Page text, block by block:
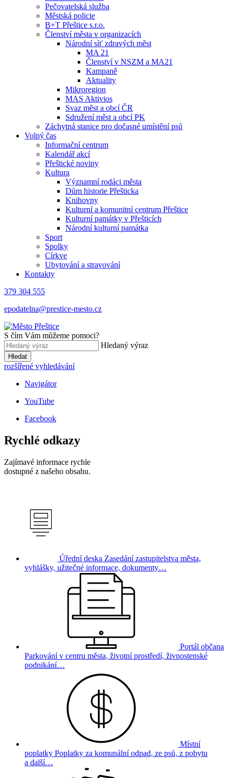
Pečovatelská služba
Městská policie
B+T Přeštice s.r.o.
Členství města v organizacích
Národní síť zdravých měst
MA 21
Členství v NSZM a MA21
Kampaně
Aktuality
Mikroregion
MAS Aktivios
Svaz měst a obcí ČR
Sdružení měst a obcí PK
Záchytná stanice pro dočasné umístění psů
Volný čas
Informační centrum
Kalendář akcí
Přeštické noviny
Kultura
Významní rodáci města
Dům historie Přešticka
Knihovny
Kulturní a komunitní centrum Přeštice
Kulturní památky v Přešticích
Národní kulturní památka
Sport
Spolky
Církve
Ubytování a stravování
Kontakty
379 304 555
epodatelna@prestice-mesto.cz
S čím Vám můžeme pomoci?
Hledaný výraz
Hledat
rozšířené vyhledávání
Navigátor
YouTube
Facebook
Rychlé odkazy
Zajímavé informace rychle
dostupné z našeho obsahu.
Úřední deska Zasedání zastupitelstva města,
vyhlášky, užitečné informace, dokumenty…
Portál občana
Parkování v centru města, životní prostředí, živnostenské
podnikání…
Místní
poplatky Poplatky za komunální odpad, ze psů, z pobytu
a další…